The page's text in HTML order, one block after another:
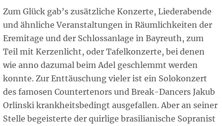
Zum Glück gab’s zusätzliche Konzerte, Liederabende
und ähnliche Veranstaltungen in Räumlichkeiten der
Eremitage und der Schlossanlage in Bayreuth, zum
Teil mit Kerzenlicht, oder Tafelkonzerte, bei denen
wie anno dazumal beim Adel geschlemmt werden
konnte. Zur Enttäuschung vieler ist ein Solokonzert
des famosen Countertenors und Break-Dancers Jakub
Orlinski krankheitsbedingt ausgefallen. Aber an seiner
Stelle begeisterte der quirlige brasilianische Sopranist